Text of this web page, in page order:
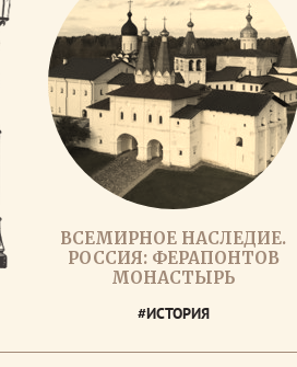
ВСЕМИРНОЕ НАСЛЕДИЕ.
РОССИЯ: ФЕРАПОНТОВ
МОНАСТЫРЬ
#ИСТОРИЯ